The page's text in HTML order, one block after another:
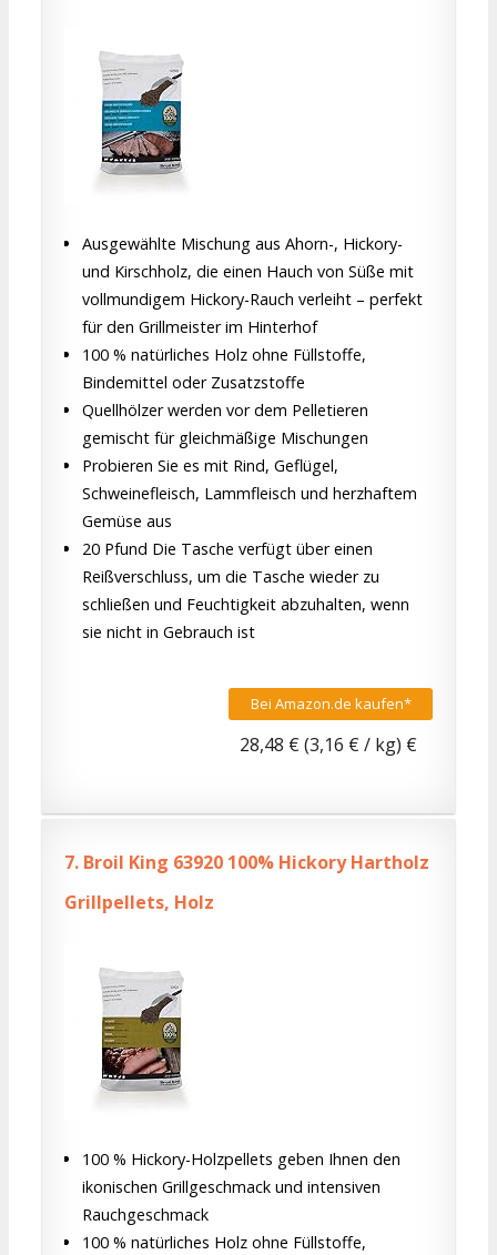
Ausgewählte Mischung aus Ahorn-, Hickory-
und Kirschholz, die einen Hauch von Süße mit
vollmundigem Hickory-Rauch verleiht – perfekt
für den Grillmeister im Hinterhof
100 % natürliches Holz ohne Füllstoffe,
Bindemittel oder Zusatzstoffe
Quellhölzer werden vor dem Pelletieren
gemischt für gleichmäßige Mischungen
Probieren Sie es mit Rind, Geflügel,
Schweinefleisch, Lammfleisch und herzhaftem
Gemüse aus
20 Pfund Die Tasche verfügt über einen
Reißverschluss, um die Tasche wieder zu
schließen und Feuchtigkeit abzuhalten, wenn
sie nicht in Gebrauch ist
Bei Amazon.de kaufen*
28,48 € (3,16 € / kg) €
7. Broil King 63920 100% Hickory Hartholz
Grillpellets, Holz
100 % Hickory-Holzpellets geben Ihnen den
ikonischen Grillgeschmack und intensiven
Rauchgeschmack
100 % natürliches Holz ohne Füllstoffe,